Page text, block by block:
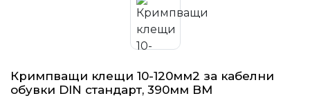
Кримпващи клещи 10-120мм2 за кабелни
обувки DIN стандарт, 390мм BM